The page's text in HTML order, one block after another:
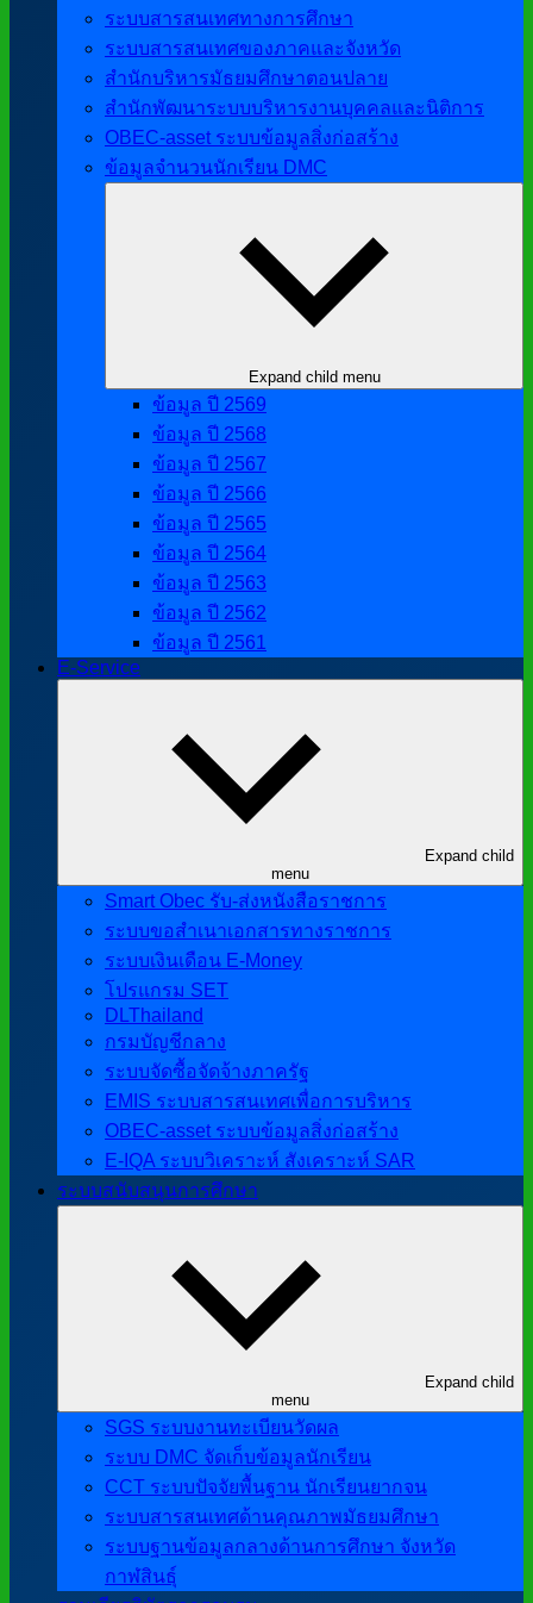
ระบบสารสนเทศทางการศึกษา
ระบบสารสนเทศของภาคและจังหวัด
สำนักบริหารมัธยมศึกษาตอนปลาย
สำนักพัฒนาระบบบริหารงานบุคคลและนิติการ
OBEC-asset ระบบข้อมูลสิ่งก่อสร้าง
ข้อมูลจำนวนนักเรียน DMC
Expand child menu
ข้อมูล ปี 2569
ข้อมูล ปี 2568
ข้อมูล ปี 2567
ข้อมูล ปี 2566
ข้อมูล ปี 2565
ข้อมูล ปี 2564
ข้อมูล ปี 2563
ข้อมูล ปี 2562
ข้อมูล ปี 2561
E-Service
Expand child
menu
Smart Obec รับ-ส่งหนังสือราชการ
ระบบขอสำเนาเอกสารทางราชการ
ระบบเงินเดือน E-Money
โปรแกรม SET
DLThailand
กรมบัญชีกลาง
ระบบจัดซื้อจัดจ้างภาครัฐ
EMIS ระบบสารสนเทศเพื่อการบริหาร
OBEC-asset ระบบข้อมูลสิ่งก่อสร้าง
E-IQA ระบบวิเคราะห์ สังเคราะห์ SAR
ระบบสนับสนุนการศึกษา
Expand child
menu
SGS ระบบงานทะเบียนวัดผล
ระบบ DMC จัดเก็บข้อมูลนักเรียน
CCT ระบบปัจจัยพื้นฐาน นักเรียนยากจน
ระบบสารสนเทศด้านคุณภาพมัธยมศึกษา
ระบบฐานข้อมูลกลางด้านการศึกษา จังหวัด
กาฬสินธุ์